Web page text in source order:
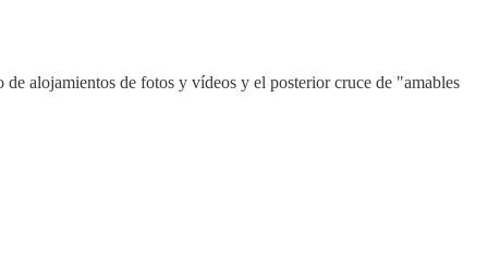
alojamientos de fotos y vídeos y el posterior cruce de "amables